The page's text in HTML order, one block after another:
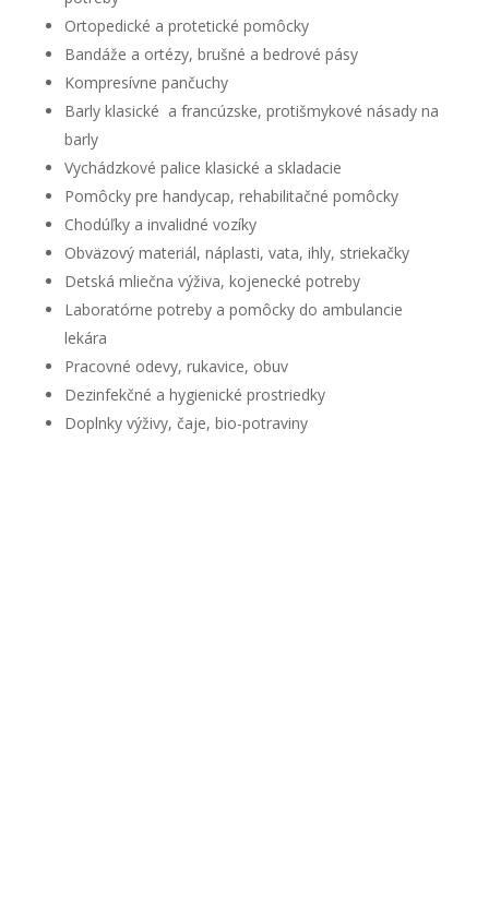
Ortopedické a protetické pomôcky
Bandáže a ortézy, brušné a bedrové pásy
Kompresívne pančuchy
Barly klasické a francúzske, protišmykové násady na
barly
Vychádzkové palice klasické a skladacie
Pomôcky pre handycap, rehabilitačné pomôcky
Chodúľky a invalidné vozíky
Obväzový materiál, náplasti, vata, ihly, striekačky
Detská mliečna výživa, kojenecké potreby
Laboratórne potreby a pomôcky do ambulancie
lekára
Pracovné odevy, rukavice, obuv
Dezinfekčné a hygienické prostriedky
Doplnky výživy, čaje, bio-potraviny